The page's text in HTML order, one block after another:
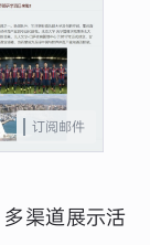
订阅邮件
渠道展示活